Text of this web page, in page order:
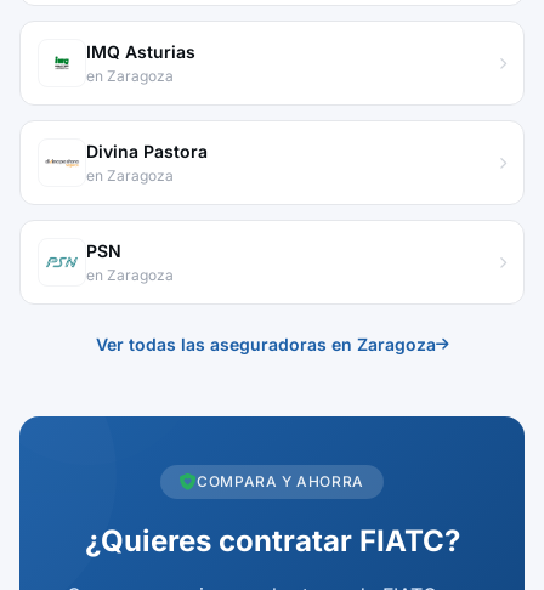
IMQ Asturias
en Zaragoza
Divina Pastora
en Zaragoza
PSN
en Zaragoza
Ver todas las aseguradoras en Zaragoza
COMPARA Y AHORRA
¿Quieres contratar FIATC?